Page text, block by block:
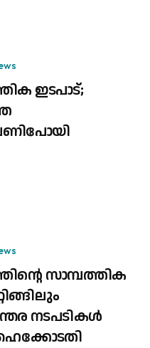
ഇടപാട്;
സാമ്പത്തിക
നടപടികൾ